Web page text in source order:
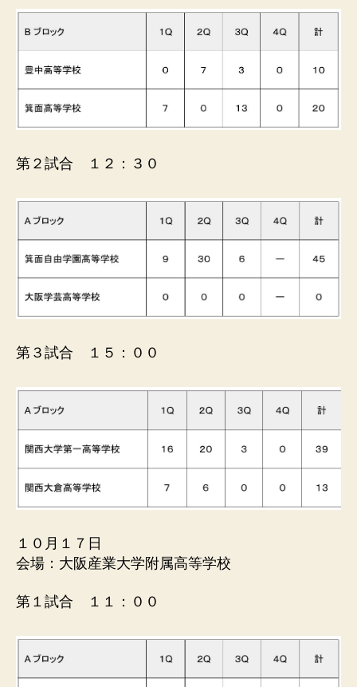
第２試合 １２：３０
第３試合 １５：００
１０月１７日
会場：大阪産業大学附属高等学校
第１試合 １１：００